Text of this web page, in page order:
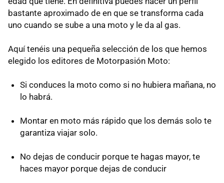
bastante aproximado de en que se transforma cada
uno cuando se sube a una moto y le da al gas.
Aquí tenéis una pequeña selección de los que hemos
elegido los editores de Motorpasión Moto:
Si conduces la moto como si no hubiera mañana, no
lo habrá.
Montar en moto más rápido que los demás solo te
garantiza viajar solo.
No dejas de conducir porque te hagas mayor, te
haces mayor porque dejas de conducir